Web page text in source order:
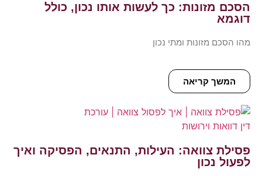
הסכם מזונות: כך לעשות אותו נכון, כולל
דוגמא
מהו הסכם מזונות ומתי נכון
המשך קריאה
פסילת צוואה: העילות, התנאים, הפסיקה ואיך
לפעול נכון